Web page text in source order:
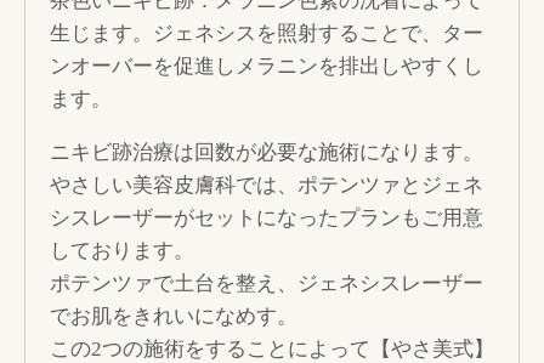
生じます。ジェネシスを照射することで、ター
ンオーバーを促進しメラニンを排出しやすくし
ます。
ニキビ跡治療は回数が必要な施術になります。
やさしい美容皮膚科では、ポテンツァとジェネ
シスレーザーがセットになったプランもご用意
しております。
ポテンツァで土台を整え、ジェネシスレーザー
でお肌をきれいになめす。
この2つの施術をすることによって【やさ美式】